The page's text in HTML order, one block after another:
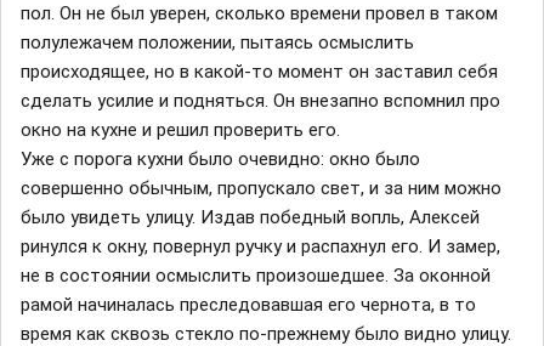
пол. Он не был уверен, сколько времени провел в таком
полулежачем положении, пытаясь осмыслить
происходящее, но в какой-то момент он заставил себя
сделать усилие и подняться. Он внезапно вспомнил про
окно на кухне и решил проверить его.
Уже с порога кухни было очевидно: окно было
совершенно обычным, пропускало свет, и за ним можно
было увидеть улицу. Издав победный вопль, Алексей
ринулся к окну, повернул ручку и распахнул его. И замер,
не в состоянии осмыслить произошедшее. За оконной
рамой начиналась преследовавшая его чернота, в то
время как сквозь стекло по-прежнему было видно улицу.